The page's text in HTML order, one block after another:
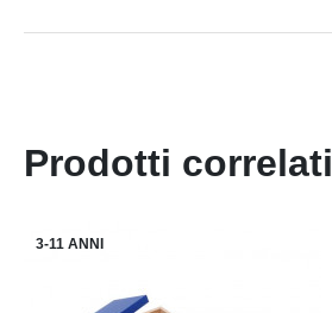
Prodotti correlati
3-11 ANNI